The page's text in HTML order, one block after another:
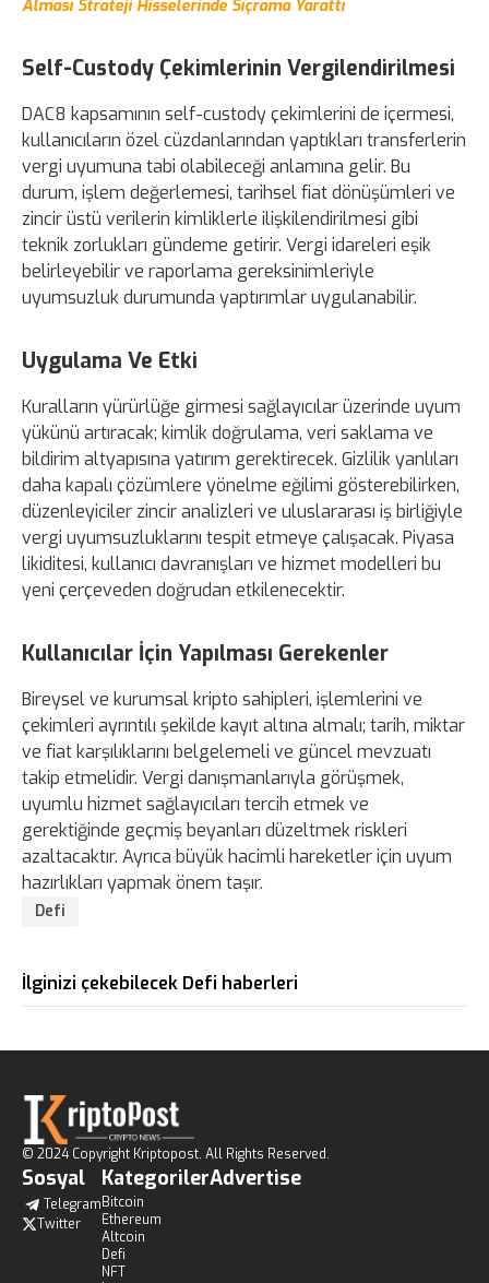
Alması Strateji Hisselerinde Sıçrama Yarattı
Self-Custody Çekimlerinin Vergilendirilmesi
DAC8 kapsamının self-custody çekimlerini de içermesi,
kullanıcıların özel cüzdanlarından yaptıkları transferlerin
vergi uyumuna tabi olabileceği anlamına gelir. Bu
durum, işlem değerlemesi, tarihsel fiat dönüşümleri ve
zincir üstü verilerin kimliklerle ilişkilendirilmesi gibi
teknik zorlukları gündeme getirir. Vergi idareleri eşik
belirleyebilir ve raporlama gereksinimleriyle
uyumsuzluk durumunda yaptırımlar uygulanabilir.
Uygulama Ve Etki
Kuralların yürürlüğe girmesi sağlayıcılar üzerinde uyum
yükünü artıracak; kimlik doğrulama, veri saklama ve
bildirim altyapısına yatırım gerektirecek. Gizlilik yanlıları
daha kapalı çözümlere yönelme eğilimi gösterebilirken,
düzenleyiciler zincir analizleri ve uluslararası iş birliğiyle
vergi uyumsuzluklarını tespit etmeye çalışacak. Piyasa
likiditesi, kullanıcı davranışları ve hizmet modelleri bu
yeni çerçeveden doğrudan etkilenecektir.
Kullanıcılar İçin Yapılması Gerekenler
Bireysel ve kurumsal kripto sahipleri, işlemlerini ve
çekimleri ayrıntılı şekilde kayıt altına almalı; tarih, miktar
ve fiat karşılıklarını belgelemeli ve güncel mevzuatı
takip etmelidir. Vergi danışmanlarıyla görüşmek,
uyumlu hizmet sağlayıcıları tercih etmek ve
gerektiğinde geçmiş beyanları düzeltmek riskleri
azaltacaktır. Ayrıca büyük hacimli hareketler için uyum
hazırlıkları yapmak önem taşır.
Defi
İlginizi çekebilecek Defi haberleri
© 2024 Copyright Kriptopost. All Rights Reserved.
Sosyal
Telegram
Twitter
Kategoriler
Bitcoin
Ethereum
Altcoin
Defi
NFT
Advertise